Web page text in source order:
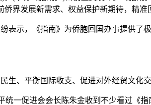
界发展新需求、权益保护新期待，精准
示，《指南》为侨胞回国办事提供了
、平衡国际收支、促进对外经贸文化
促进会会长陈朱金收到不少看过《指